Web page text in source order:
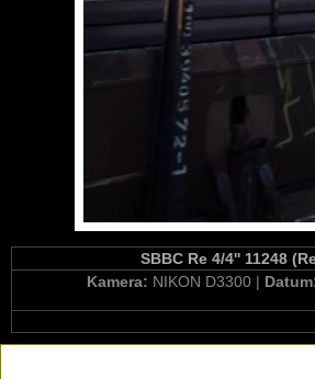
SBBC Re 4/4'' 11248
Kamera: NIKON D3300 |